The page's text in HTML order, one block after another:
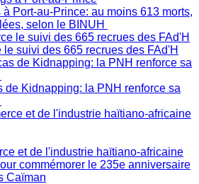
Port-au-Prince: au moins 613 morts,
selon le BINUH
le suivi des 665 recrues des FAd'H
de Kidnapping: la PNH renforce sa
et de l'industrie haïtiano-africaine
commémorer le 235e anniversaire
Caïman